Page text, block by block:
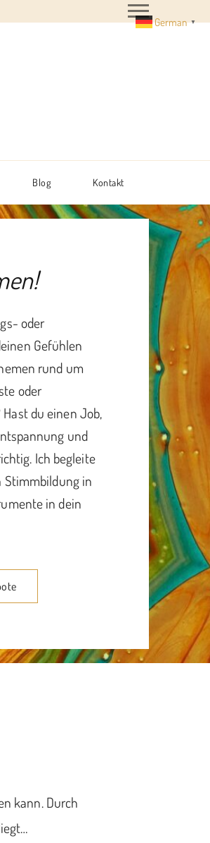
Blog Kontakt
oder
Gefühlen
rund um
oder
du einen Job,
und
Ich begleite
Stimmbildung in
in dein
kann. Durch
German ▼